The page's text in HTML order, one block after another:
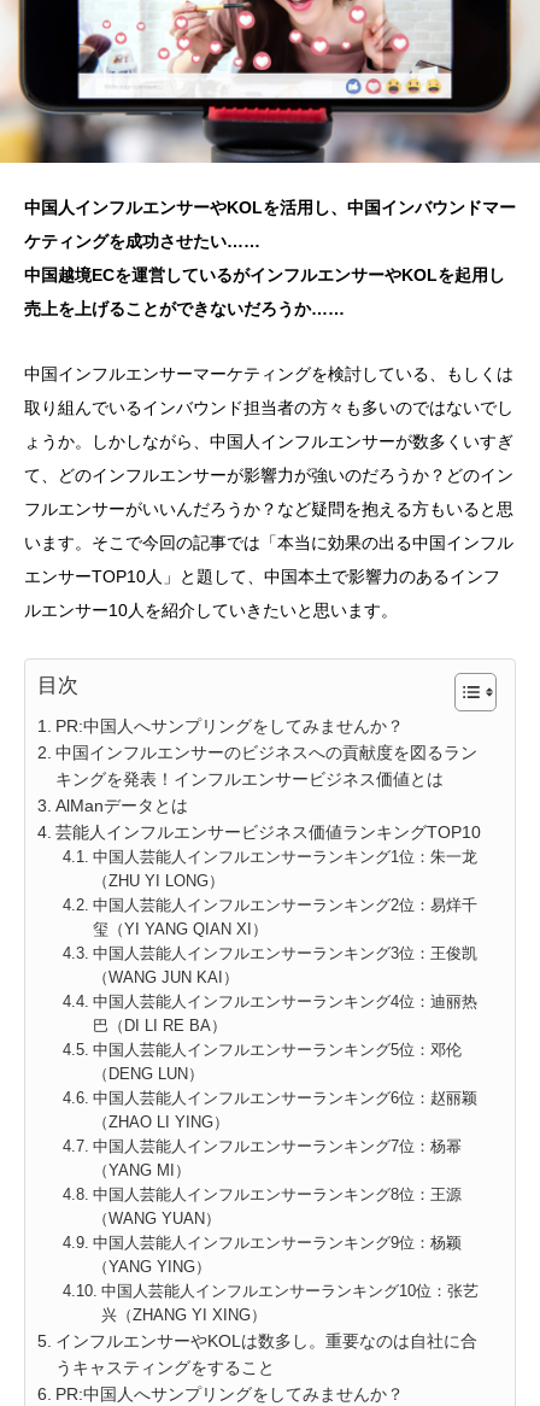
中国人インフルエンサーやKOLを活用し、中国インバウンドマー
ケティングを成功させたい……
中国越境ECを運営しているがインフルエンサーやKOLを起用し
売上を上げることができないだろうか……
中国インフルエンサーマーケティングを検討している、もしくは
取り組んでいるインバウンド担当者の方々も多いのではないでし
ょうか。しかしながら、中国人インフルエンサーが数多くいすぎ
て、どのインフルエンサーが影響力が強いのだろうか？どのイン
フルエンサーがいいんだろうか？など疑問を抱える方もいると思
います。そこで今回の記事では「本当に効果の出る中国インフル
エンサーTOP10人」と題して、中国本土で影響力のあるインフ
ルエンサー10人を紹介していきたいと思います。
目次
PR:中国人へサンプリングをしてみませんか？
中国インフルエンサーのビジネスへの貢献度を図るラン
キングを発表！インフルエンサービジネス価値とは
AlManデータとは
芸能人インフルエンサービジネス価値ランキングTOP10
中国人芸能人インフルエンサーランキング1位：朱一龙
（ZHU YI LONG）
中国人芸能人インフルエンサーランキング2位：易烊千
玺（YI YANG QIAN XI）
中国人芸能人インフルエンサーランキング3位：王俊凯
（WANG JUN KAI）
中国人芸能人インフルエンサーランキング4位：迪丽热
巴（DI LI RE BA）
中国人芸能人インフルエンサーランキング5位：邓伦
（DENG LUN）
中国人芸能人インフルエンサーランキング6位：赵丽颖
（ZHAO LI YING）
中国人芸能人インフルエンサーランキング7位：杨幂
（YANG MI）
中国人芸能人インフルエンサーランキング8位：王源
（WANG YUAN）
中国人芸能人インフルエンサーランキング9位：杨颖
（YANG YING）
中国人芸能人インフルエンサーランキング10位：张艺
兴（ZHANG YI XING）
インフルエンサーやKOLは数多し。重要なのは自社に合
うキャスティングをすること
PR:中国人へサンプリングをしてみませんか？